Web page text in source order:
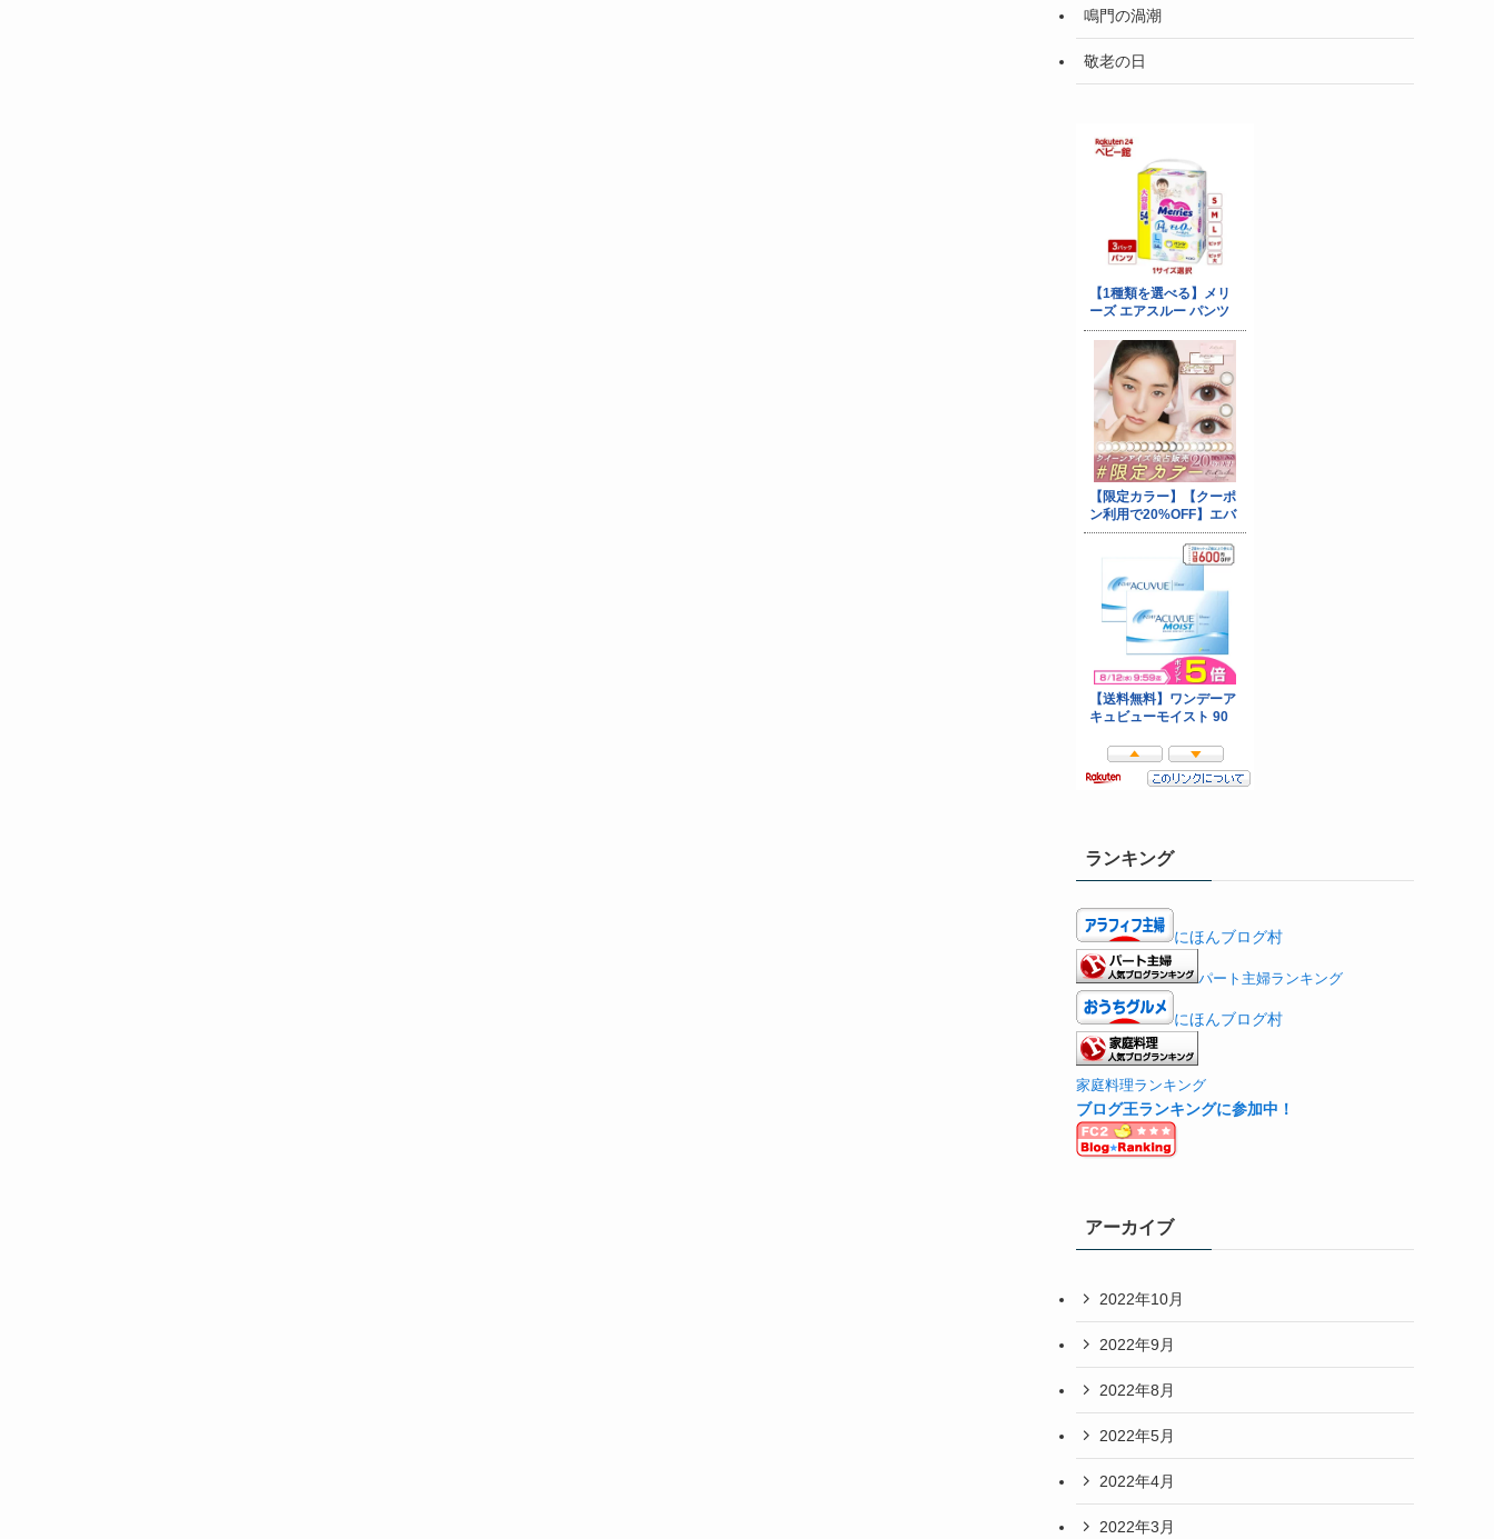
鳴門の渦潮
敬老の日
ランキング
にほんブログ村
パート主婦ランキング
にほんブログ村
家庭料理ランキング
ブログ王ランキングに参加中！
アーカイブ
2022年10月
2022年9月
2022年8月
2022年5月
2022年4月
2022年3月